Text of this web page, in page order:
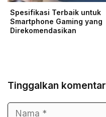
Spesifikasi Terbaik untuk
Smartphone Gaming yang
Direkomendasikan
Tinggalkan komentar
Nama
Surel